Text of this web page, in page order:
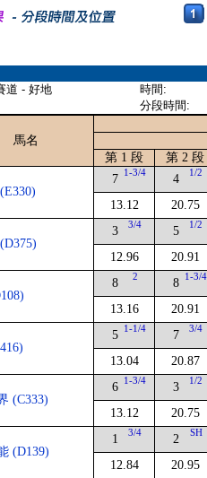
道 - 好地
時間:
分段時間:
馬名
第 1 段
第 2 段
7 1-3/4
13.12
4 1/2
20.75
3 3/4
12.96
5 1/2
20.91
8 2
13.16
8 1-3/4
20.91
5 1-1/4
13.04
7 3/4
20.87
(C333)
6 1-3/4
13.12
3 1/2
20.75
(D139)
1 3/4
12.84
2 SH
20.95